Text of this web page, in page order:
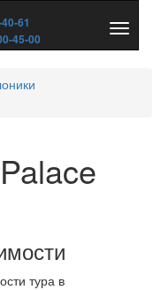
61
45-00
скрыть
тура в